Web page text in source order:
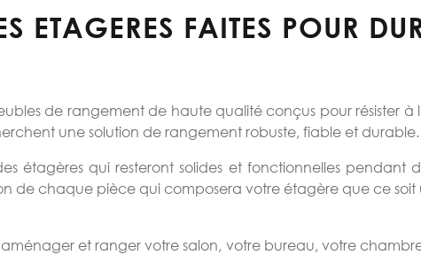
ETAGERES FAITES POUR
de rangement de haute qualité conçus pour résister
une solution de rangement robuste, fiable et durable.
étagères qui resteront solides et fonctionnelles pendant
de chaque pièce qui composera votre étagère que ce
et ranger votre salon, votre bureau, votre